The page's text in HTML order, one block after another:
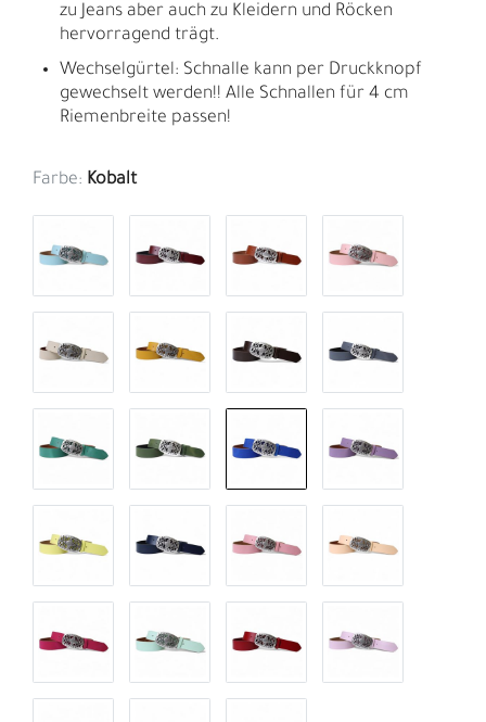
zu Jeans aber auch zu Kleidern und Röcken
hervorragend trägt.
Wechselgürtel: Schnalle kann per Druckknopf
gewechselt werden!! Alle Schnallen für 4 cm
Riemenbreite passen!
Farbe: Kobalt